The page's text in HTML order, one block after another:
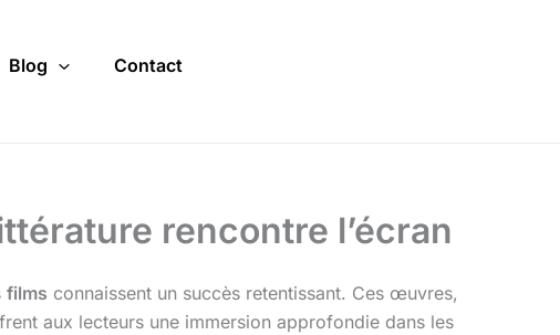
Blog Contact
rencontre l’écran
films connaissent un succès retentissant. Ces œuvres,
aux lecteurs une immersion approfondie dans les